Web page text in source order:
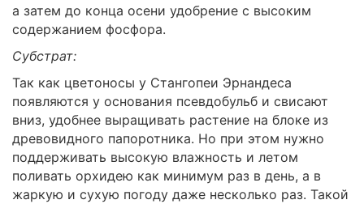
а затем до конца осени удобрение с высоким
содержанием фосфора.
Субстрат:
Так как цветоносы у Стангопеи Эрнандеса
появляются у основания псевдобульб и свисают
вниз, удобнее выращивать растение на блоке из
древовидного папоротника. Но при этом нужно
поддерживать высокую влажность и летом
поливать орхидею как минимум раз в день, а в
жаркую и сухую погоду даже несколько раз. Такой